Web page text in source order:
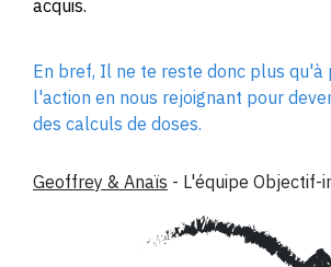
acquis.
En bref, Il ne te reste donc plus qu'à
l'action en nous rejoignant pour
des calculs de doses.
Geoffrey & Anaïs - L'équipe Objectif-